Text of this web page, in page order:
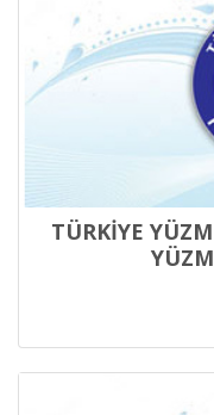
TÜRKİYE